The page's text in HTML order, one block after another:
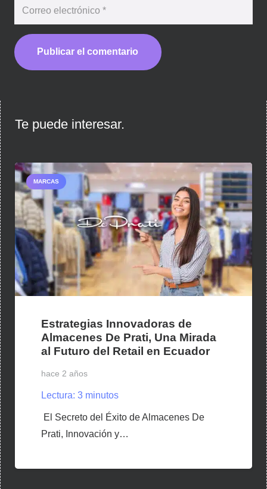
Publicar el comentario
Te puede interesar.
MARCAS
Estrategias Innovadoras de
Almacenes De Prati, Una Mirada
al Futuro del Retail en Ecuador
hace 2 años
Lectura: 3 minutos
El Secreto del Éxito de Almacenes De
Prati, Innovación y…